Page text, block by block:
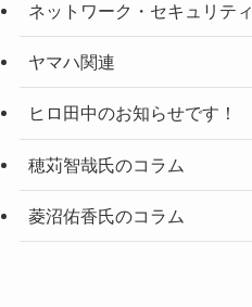
ネットワーク・セキュリティ
ヤマハ関連
ヒロ田中のお知らせです！
穂苅智哉氏のコラム
菱沼佑香氏のコラム